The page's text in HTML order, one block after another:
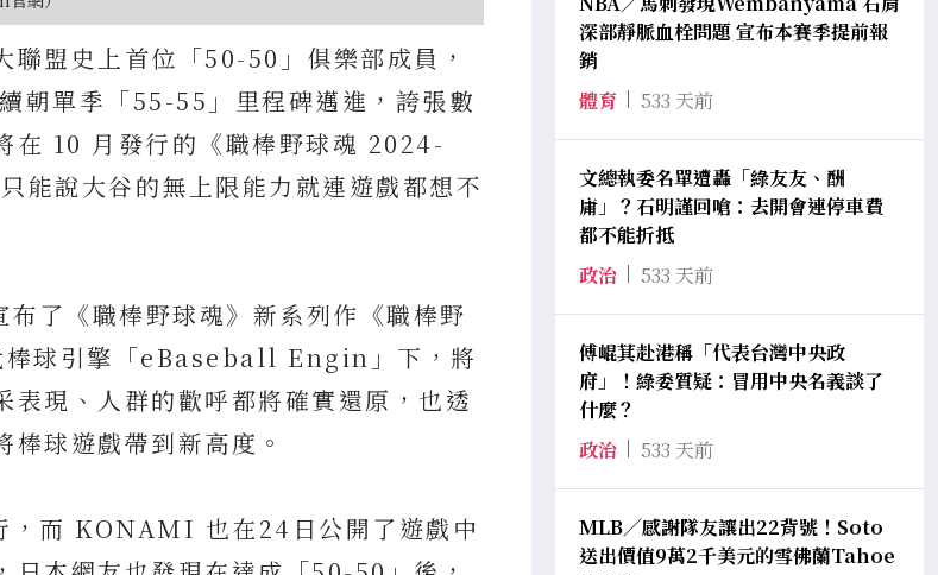
盟史上首位「50-50」俱樂部成員，
朝單季「55-55」里程碑邁進，誇張數
在 10 月發行的《職棒野球魂 2024-
能說大谷的無上限能力就連遊戲都想不
了《職棒野球魂》新系列作《職棒野
棒球引擎「eBaseball Engin」下，將
現、人群的歡呼都將確實還原，也透
球遊戲帶到新高度。
，而 KONAMI 也在24日公開了遊戲中
深部靜脈血栓問題 宣布本賽季提前報
銷
體育
533 天前
文總執委名單遭轟「綠友友、酬
庸」？石明謹回嗆：去開會連停車費
都不能折抵
政治
533 天前
傅崐萁赴港稱「代表台灣中央政
府」！綠委質疑：冒用中央名義談了
什麼？
政治
533 天前
MLB／感謝隊友讓出22背號！Soto
送出價值9萬2千美元的雪佛蘭Tahoe